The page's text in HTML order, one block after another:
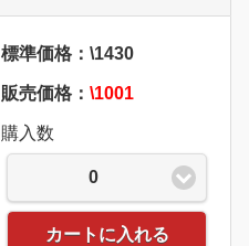
標準価格：\1430
販売価格： \1001
購入数
0
カートに入れる